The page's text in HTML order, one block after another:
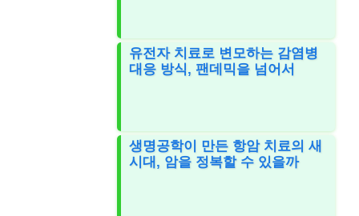
유전자 치료로 변모하는 감염병
대응 방식, 팬데믹을 넘어서
생명공학이 만든 항암 치료의 새
시대, 암을 정복할 수 있을까